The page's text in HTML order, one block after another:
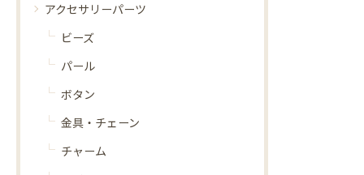
アクセサリーパーツ
ビーズ
パール
ボタン
金具・チェーン
チャーム